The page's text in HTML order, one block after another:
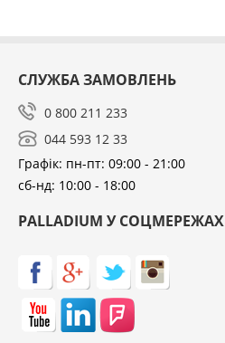
СЛУЖБА ЗАМОВЛЕНЬ
0 800 211 233
044 593 12 33
Графік: пн-пт: 09:00 - 21:00
сб-нд: 10:00 - 18:00
PALLADIUM У СОЦМЕРЕЖАХ